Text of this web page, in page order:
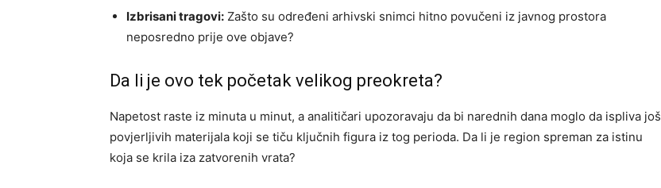
Izbrisani tragovi: Zašto su određeni arhivski snimci hitno povučeni iz javnog prostora
neposredno prije ove objave?
Da li je ovo tek početak velikog preokreta?
Napetost raste iz minuta u minut, a analitičari upozoravaju da bi narednih dana moglo da ispliva još
povjerljivih materijala koji se tiču ključnih figura iz tog perioda. Da li je region spreman za istinu
koja se krila iza zatvorenih vrata?